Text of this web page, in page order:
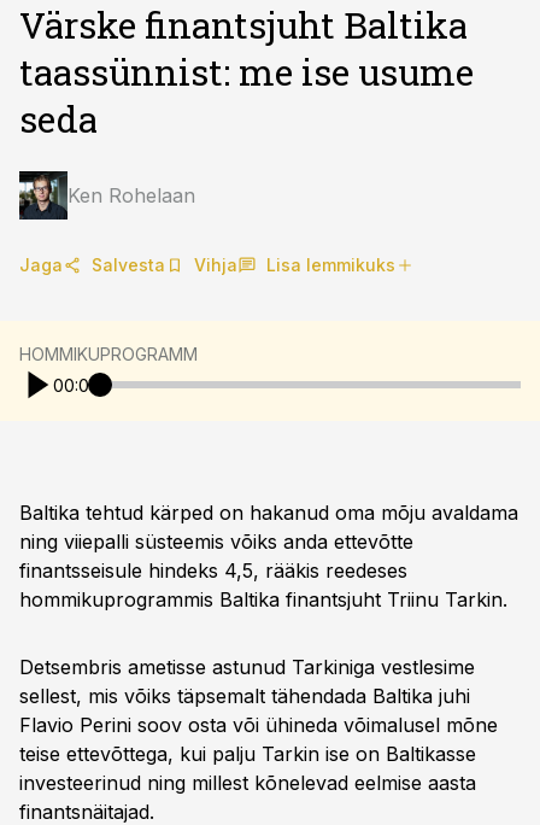
Värske finantsjuht Baltika
taassünnist: me ise usume
seda
Ken Rohelaan
Jaga Salvesta Vihja Lisa lemmikuks
HOMMIKUPROGRAMM
00:00
Baltika tehtud kärped on hakanud oma mõju avaldama
ning viiepalli süsteemis võiks anda ettevõtte
finantsseisule hindeks 4,5, rääkis reedeses
hommikuprogrammis Baltika finantsjuht Triinu Tarkin.
Detsembris ametisse astunud Tarkiniga vestlesime
sellest, mis võiks täpsemalt tähendada Baltika juhi
Flavio Perini soov osta või ühineda võimalusel mõne
teise ettevõttega, kui palju Tarkin ise on Baltikasse
investeerinud ning millest kõnelevad eelmise aasta
finantsnäitajad.